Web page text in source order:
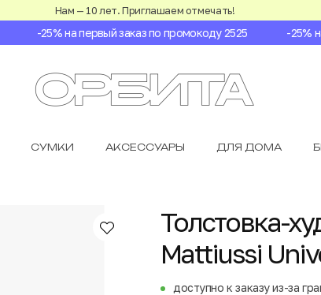
Нам — 10 лет. Приглашаем отмечать!
-25% на первый заказ по промокоду 2525 -25%
СУМКИ АКСЕССУАРЫ ДЛЯ ДОМА
Толстовка-
Mattiussi
доступно к заказу из-за